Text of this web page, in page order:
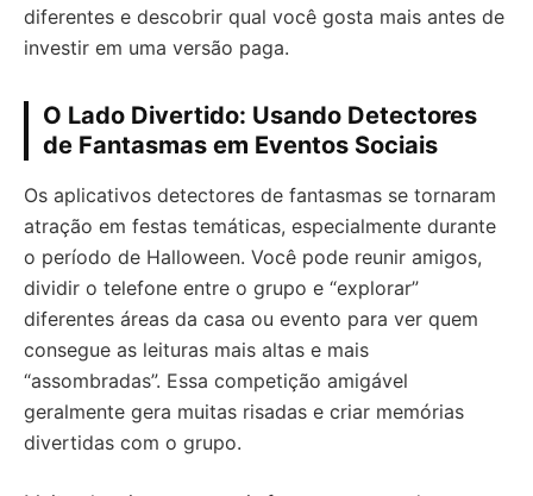
diferentes e descobrir qual você gosta mais antes de
investir em uma versão paga.
O Lado Divertido: Usando Detectores
de Fantasmas em Eventos Sociais
Os aplicativos detectores de fantasmas se tornaram
atração em festas temáticas, especialmente durante
o período de Halloween. Você pode reunir amigos,
dividir o telefone entre o grupo e “explorar”
diferentes áreas da casa ou evento para ver quem
consegue as leituras mais altas e mais
“assombradas”. Essa competição amigável
geralmente gera muitas risadas e criar memórias
divertidas com o grupo.